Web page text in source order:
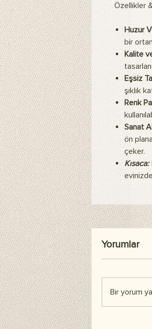
Özellikler
Huzur
bir
Kalite
Eşsiz
şıklık
Renk
Sanat
ön
çeker.
Kısaca:
Yorumlar
Bir yorum